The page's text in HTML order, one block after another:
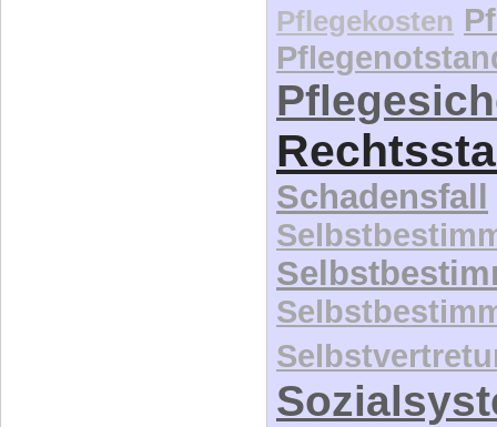
Pflegekosten
Schadensfall